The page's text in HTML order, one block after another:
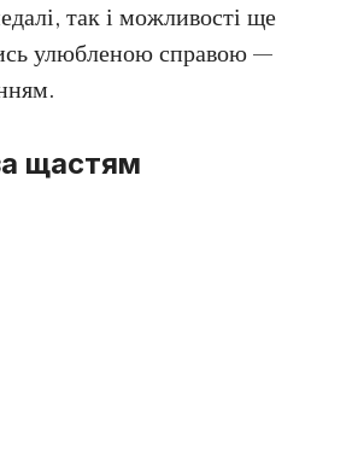
так і можливості ще
улюбленою справою —
щастям